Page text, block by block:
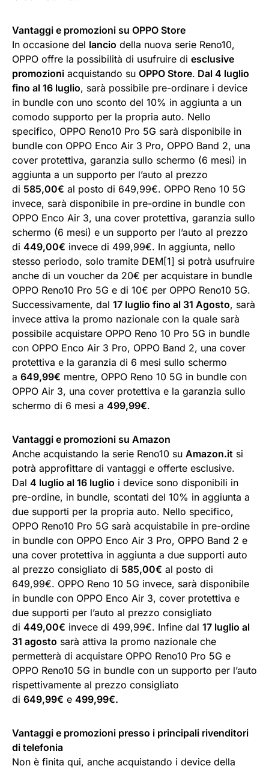
Vantaggi e promozioni su OPPO Store
In occasione del lancio della nuova serie Reno10,
OPPO offre la possibilità di usufruire di esclusive
promozioni acquistando su OPPO Store. Dal 4 luglio
fino al 16 luglio, sarà possibile pre-ordinare i device
in bundle con uno sconto del 10% in aggiunta a un
comodo supporto per la propria auto. Nello
specifico, OPPO Reno10 Pro 5G sarà disponibile in
bundle con OPPO Enco Air 3 Pro, OPPO Band 2, una
cover protettiva, garanzia sullo schermo (6 mesi) in
aggiunta a un supporto per l’auto al prezzo
di 585,00€ al posto di 649,99€. OPPO Reno 10 5G
invece, sarà disponibile in pre-ordine in bundle con
OPPO Enco Air 3, una cover protettiva, garanzia sullo
schermo (6 mesi) e un supporto per l’auto al prezzo
di 449,00€ invece di 499,99€. In aggiunta, nello
stesso periodo, solo tramite DEM[1] si potrà usufruire
anche di un voucher da 20€ per acquistare in bundle
OPPO Reno10 Pro 5G e di 10€ per OPPO Reno10 5G.
Successivamente, dal 17 luglio fino al 31 Agosto, sarà
invece attiva la promo nazionale con la quale sarà
possibile acquistare OPPO Reno 10 Pro 5G in bundle
con OPPO Enco Air 3 Pro, OPPO Band 2, una cover
protettiva e la garanzia di 6 mesi sullo schermo
a 649,99€ mentre, OPPO Reno 10 5G in bundle con
OPPO Air 3, una cover protettiva e la garanzia sullo
schermo di 6 mesi a 499,99€.
Vantaggi e promozioni su Amazon
Anche acquistando la serie Reno10 su Amazon.it si
potrà approfittare di vantaggi e offerte esclusive.
Dal 4 luglio al 16 luglio i device sono disponibili in
pre-ordine, in bundle, scontati del 10% in aggiunta a
due supporti per la propria auto. Nello specifico,
OPPO Reno10 Pro 5G sarà acquistabile in pre-ordine
in bundle con OPPO Enco Air 3 Pro, OPPO Band 2 e
una cover protettiva in aggiunta a due supporti auto
al prezzo consigliato di 585,00€ al posto di
649,99€. OPPO Reno 10 5G invece, sarà disponibile
in bundle con OPPO Enco Air 3, cover protettiva e
due supporti per l’auto al prezzo consigliato
di 449,00€ invece di 499,99€. Infine dal 17 luglio al
31 agosto sarà attiva la promo nazionale che
permetterà di acquistare OPPO Reno10 Pro 5G e
OPPO Reno10 5G in bundle con un supporto per l’auto
rispettivamente al prezzo consigliato
di 649,99€ e 499,99€.
Vantaggi e promozioni presso i principali rivenditori
di telefonia
Non è finita qui, anche acquistando i device della